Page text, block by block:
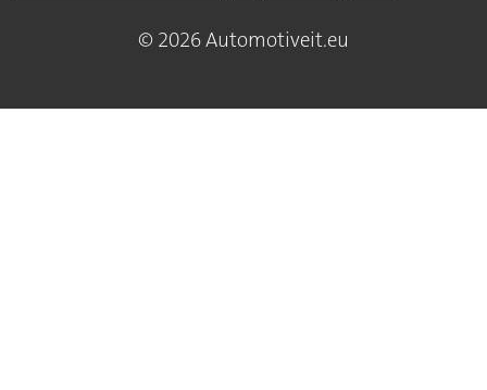
© 2026 Automotiveit.eu